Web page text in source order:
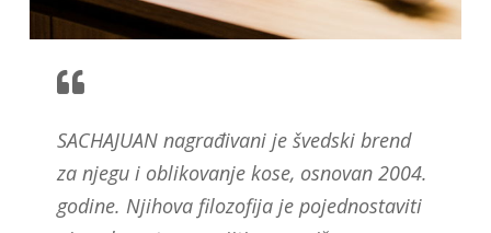
SACHAJUAN nagrađivani je švedski brend
za njegu i oblikovanje kose, osnovan 2004.
godine. Njihova filozofija je pojednostaviti